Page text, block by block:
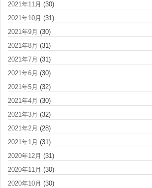
2021年11月 (30)
2021年10月 (31)
2021年9月 (30)
2021年8月 (31)
2021年7月 (31)
2021年6月 (30)
2021年5月 (32)
2021年4月 (30)
2021年3月 (32)
2021年2月 (28)
2021年1月 (31)
2020年12月 (31)
2020年11月 (30)
2020年10月 (30)